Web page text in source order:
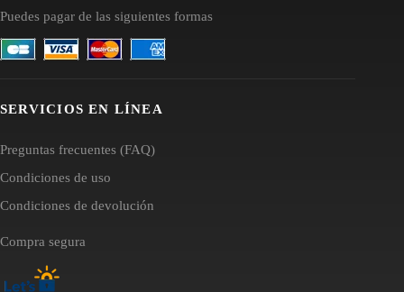
Puedes pagar de las siguientes formas
SERVICIOS EN LÍNEA
Preguntas frecuentes (FAQ)
Condiciones de uso
Condiciones de devolución
Compra segura